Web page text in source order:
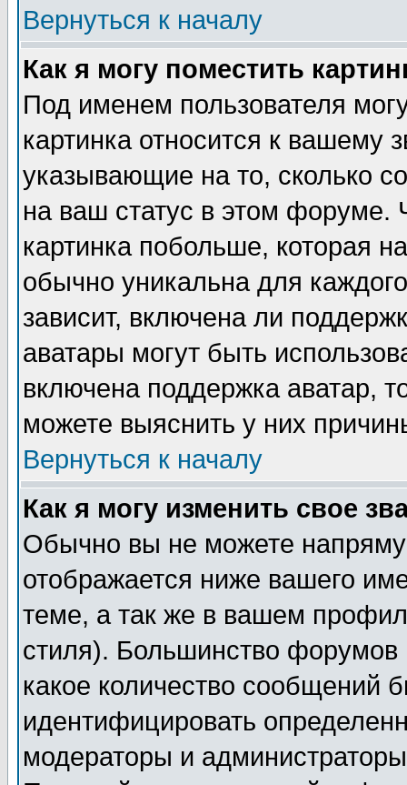
Вернуться к началу
Как я могу поместить
Под именем пользователя
картинка относится к вашему
указывающие на то, сколько
на ваш статус в этом форуме.
картинка побольше, которая
обычно уникальна для
зависит, включена ли
аватары могут быть
включена поддержка аватар,
можете выяснить у них
Вернуться к началу
Как я могу изменить свое
Обычно вы не можете
отображается ниже вашего
теме, а так же в вашем
стиля). Большинство форумов
какое количество сообщений
идентифицировать
модераторы и